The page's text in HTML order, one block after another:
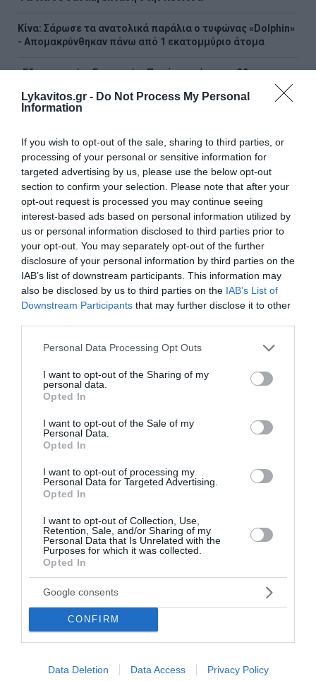
Lykavitos.gr - Do Not Process My Personal
Information
If you wish to opt-out of the sale, sharing to third parties, or
processing of your personal or sensitive information for
targeted advertising by us, please use the below opt-out
section to confirm your selection. Please note that after your
opt-out request is processed you may continue seeing
interest-based ads based on personal information utilized by
us or personal information disclosed to third parties prior to
your opt-out. You may separately opt-out of the further
disclosure of your personal information by third parties on the
IAB’s list of downstream participants. This information may
also be disclosed by us to third parties on the IAB’s List of
Downstream Participants that may further disclose it to other
Please note that this website/app uses one or more Google
not limited to your visit or usage behaviour. You may click to
grant or deny consent to Google and its third-party tags to
use your data for below specified purposes in below Google
consent section.
Personal Data Processing Opt Outs
I want to opt-out of the Sharing of my
personal data.
Opted In
I want to opt-out of the Sale of my
Personal Data.
Opted In
I want to opt-out of processing my
Personal Data for Targeted Advertising.
Opted In
I want to opt-out of Collection, Use,
Retention, Sale, and/or Sharing of my
Personal Data that Is Unrelated with the
Purposes for which it was collected.
Opted In
Google consents
CONFIRM
Data Deletion Data Access Privacy Policy
Κίνα: Σάρωσε τα ανατολικά παράλια ο τυφώνας «Dolphin»
- Απομακρύνθηκαν πάνω από 1 εκατομμύριο άτομα
«Εξοικονομώ – Επιχειρώ»: Παράταση έως τις 30
Νοεμβρίου για περισσότερες από 400 επιχειρήσεις – Τα
στάδια του προγράμματος
φάση τα δωρεάν σπίτια για τους στρατιωτικούς
Forbes: «Καλή και οικονομικά προσιτή» η Υγεία στην
Ελλάδα – Η διεθνής αναγνώριση του ελληνικού
συστήματος
Eurobank: Απέκτησε 1.099.627 ίδιες μετοχές από 3 έως 7
Αυγούστου 2026
Ο Γιώργος Αυτιάς ζητά έλεγχο σε αγορές ακινήτων από
τρίτες χώρες σε διασυνοριακές περιοχές
αυτοκίνητο στο κέντρο της Θεσσαλονίκης
ΟΛΕΣ ΟΙ ΕΙΔΗΣΕΙΣ →
διαβάστε ακόμη